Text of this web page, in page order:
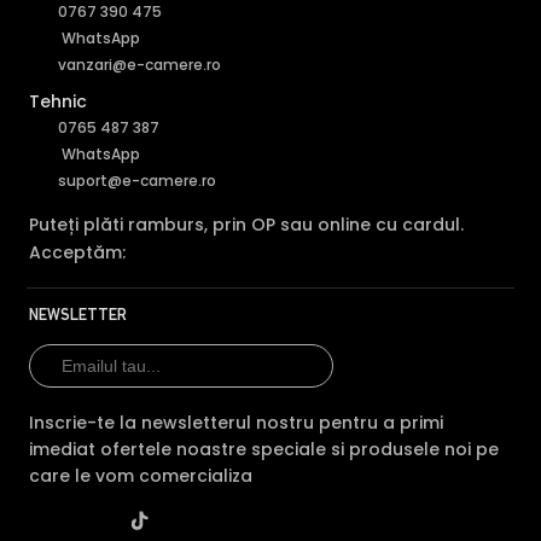
INFRAROSU INTELIGENT (Smart IR)
au ca specificatie distanta maxima aproximativa la care
"bate" iluminatorul in infrarosu, insa daca o persoana se
afla la o distanta mult mai mica decat aceasta, exista
riscul ca imaginea sa fie suprasaturata (foarte alba).
Astfel, pentru a elimina acesta situatie, camera de
supraveghere video HIKVISION HIWATCH HWI-T229H-
28(C), este dotata cu functia Infrarosu Inteligent (Smart
0767 390 475
WhatsApp
vanzari@e-camere.ro
Tehnic
0765 487 387
WhatsApp
suport@e-camere.ro
Puteți plăti ramburs, prin OP sau online cu cardul.
Acceptăm:
NEWSLETTER
Inscrie-te la newsletterul nostru pentru a primi
imediat ofertele noastre speciale si produsele noi pe
care le vom comercializa